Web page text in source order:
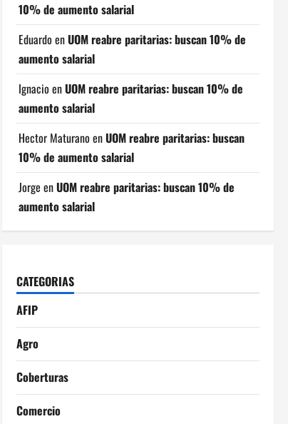
10% de aumento salarial
Eduardo enUOM reabre paritarias: buscan 10% de
aumento salarial
Ignacio enUOM reabre paritarias: buscan 10% de
aumento salarial
Hector Maturano enUOM reabre paritarias: buscan
10% de aumento salarial
Jorge enUOM reabre paritarias: buscan 10% de
aumento salarial
CATEGORIAS
AFIP
Agro
Coberturas
Comercio